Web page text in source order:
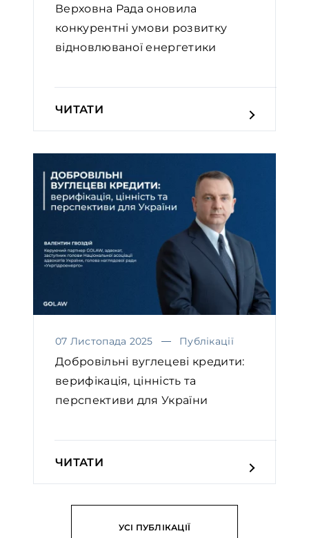
Верховна Рада оновила
конкурентні умови розвитку
відновлюваної енергетики￼
ЧИТАТИ
07 Листопада 2025 Публікації
Добровільні вуглецеві кредити:
верифікація, цінність та
перспективи для України￼
ЧИТАТИ
УСІ ПУБЛІКАЦІЇ